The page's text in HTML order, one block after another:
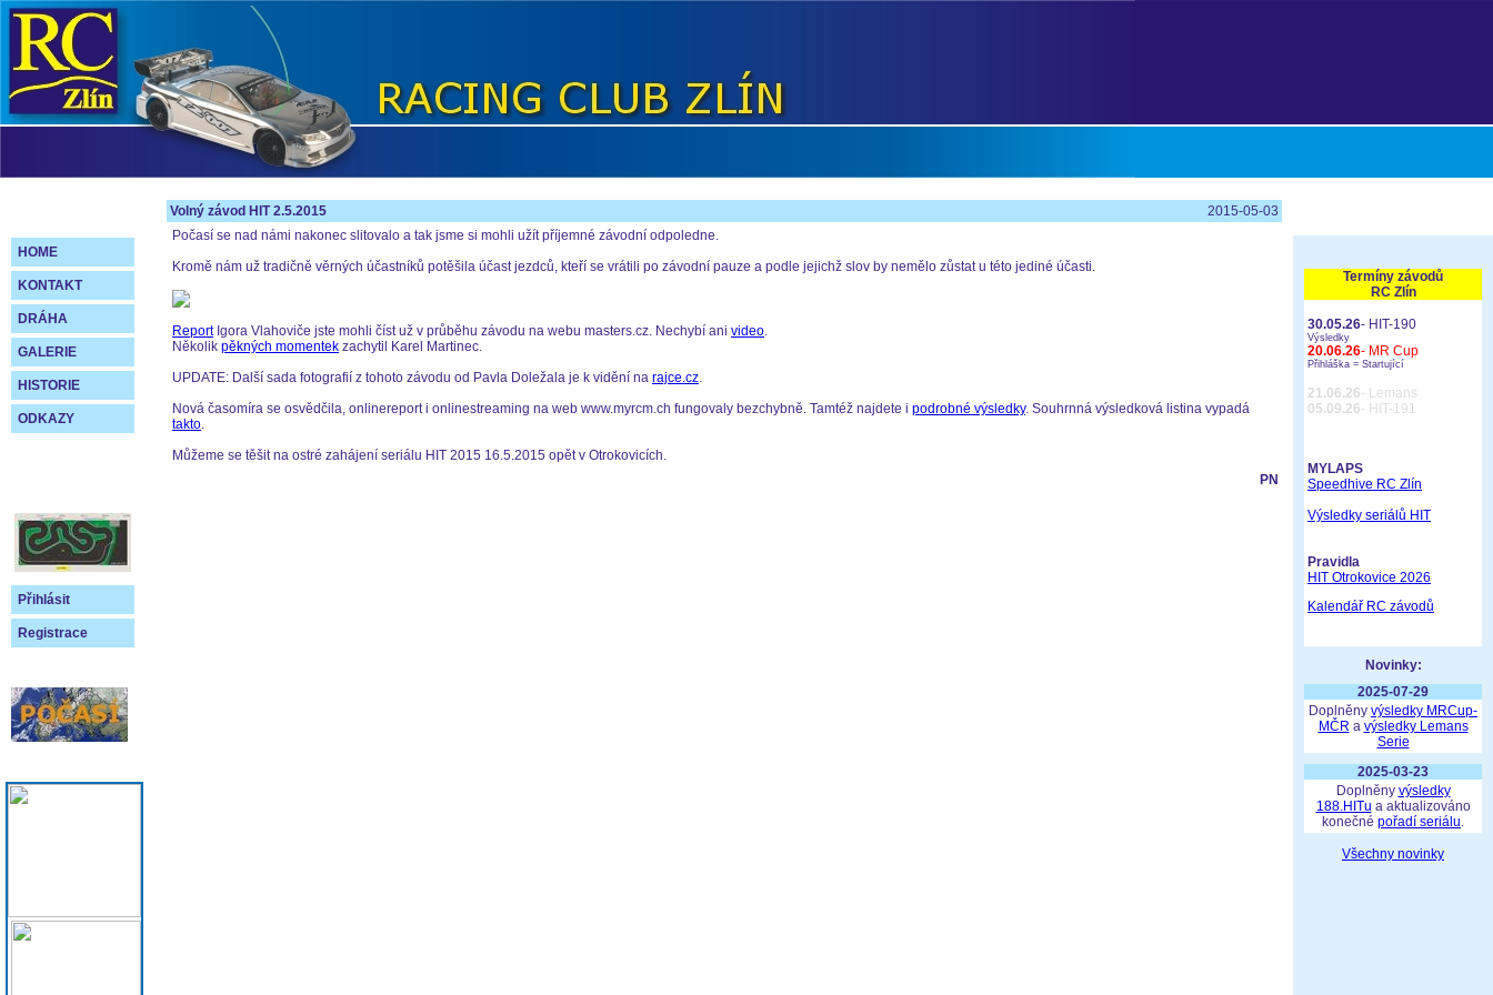
HOME
KONTAKT
DRÁHA
GALERIE
HISTORIE
ODKAZY
Přihlásit
Registrace
Volný závod HIT 2.5.2015
2015-05-03
Počasí se nad námi nakonec slitovalo a tak jsme si mohli užít příjemné závodní odpoledne.
Kromě nám už tradičně věrných účastníků potěšila účast jezdců, kteří se vrátili po závodní pauze a podle jejichž slov by nemělo zůstat u této jediné účasti.
ReportIgora Vlahoviče jste mohli číst už v průběhu závodu na webu masters.cz. Nechybí ani video.
Několik pěkných momentek zachytil Karel Martinec.
UPDATE: Další sada fotografií z tohoto závodu od Pavla Doležala je k vidění na rajce.cz.
Nová časomíra se osvědčila, onlinereport i onlinestreaming na web www.myrcm.ch fungovaly bezchybně. Tamtéž najdete i podrobné výsledky. Souhrnná výsledková listina vypadá
takto.
Můžeme se těšit na ostré zahájení seriálu HIT 2015 16.5.2015 opět v Otrokovicích.
PN
Termíny závodů
RC Zlín
30.05.26- HIT-190
Výsledky
20.06.26- MR Cup
Přihláška = Startující
21.06.26- Lemans
05.09.26- HIT-191
MYLAPS
Speedhive RC Zlín
Výsledky seriálů HIT
Pravidla
HIT Otrokovice 2026
Kalendář RC závodů
Novinky:
2025-07-29
Doplněny výsledky MRCup-
MČR a výsledky Lemans
Serie
2025-03-23
Doplněny výsledky
188.HITu a aktualizováno
konečné pořadí seriálu.
Všechny novinky